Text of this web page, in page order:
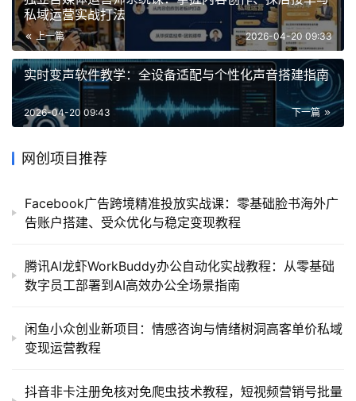
私域运营实战打法
上一篇 2026-04-20 09:33
实时变声软件教学：全设备适配与个性化声音搭建指南
下一篇
2026-04-20 09:43
网创项目推荐
Facebook广告跨境精准投放实战课：零基础脸书海外广
告账户搭建、受众优化与稳定变现教程
腾讯AI龙虾WorkBuddy办公自动化实战教程：从零基础
数字员工部署到AI高效办公全场景指南
闲鱼小众创业新项目：情感咨询与情绪树洞高客单价私域
变现运营教程
抖音非卡注册免核对免爬虫技术教程，短视频营销号批量